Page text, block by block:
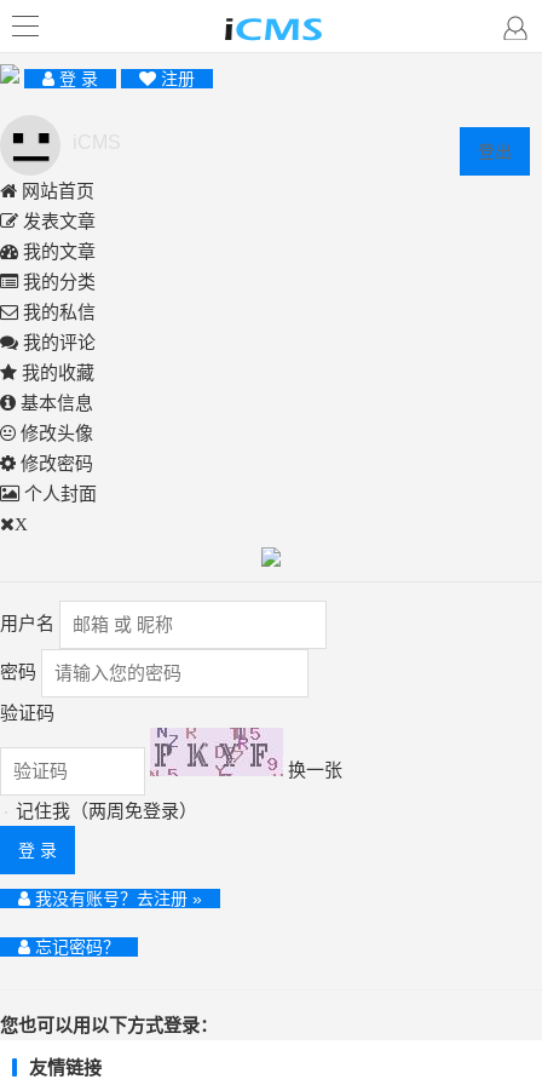
登 录 注册
登出
网站首页
发表文章
我的文章
我的分类
我的私信
我的评论
我的收藏
基本信息
修改头像
修改密码
个人封面
X
用户名
密码
验证码
换一张
记住我（两周免登录）
登 录
我没有账号？去注册 »
忘记密码？
您也可以用以下方式登录：
友情链接